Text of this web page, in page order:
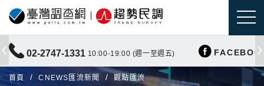
02-2747-1331 10:00-19:00 (週一至週五)
首頁 CNEWS匯流新聞 觀點匯流